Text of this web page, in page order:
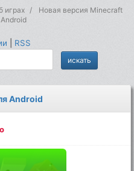
играх
Новая версия Minecraft
RSS
Android